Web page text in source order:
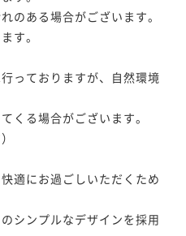
のある場合がございます。
す。
っておりますが、自然環境
くる場合がございます。
適にお過ごしいただくため
シンプルなデザインを採用